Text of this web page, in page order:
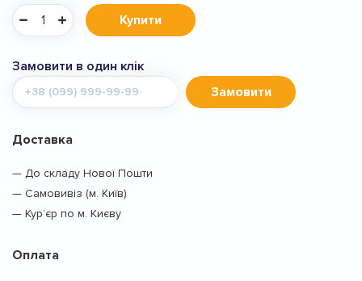
Купити
Замовити в один клік
Мобільний
телефон
Замовити
Доставка
— До складу Нової Пошти
— Самовивіз (м. Київ)
— Кур’єр по м. Києву
Оплата